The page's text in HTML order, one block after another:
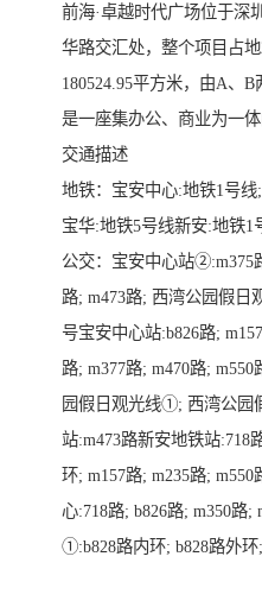
前海·卓越时代广场位于深
华路交汇处，整个项目占
180524.95平方米，由A、B
是一座集办公、商业为一
交通描述
地铁：宝安中心:地铁1号
宝华:地铁5号线新安:地铁1
公交：宝安中心站②:m375
路; m473路; 西湾公园假
号宝安中心站:b826路;
路; m377路; m470路;
园假日观光线①; 西湾公园
站:m473路新安地铁站:718
环; m157路; m235路;
心:718路; b826路; m350路;
①:b828路内环; b828路外环